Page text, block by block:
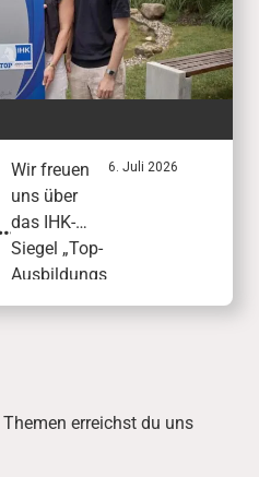
Wir freuen
uns über
das IHK-
Siegel „Top-
Ausbildungs
betrieb“: Mit
Ausbildungs
6. Juli 2026
erreichst du uns